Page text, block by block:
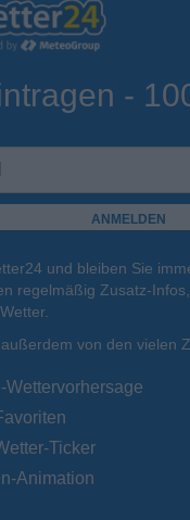
Aktuelle Temperatur
18.08. Mi. 19.08. Do.
30°C
-
und bleiben Sie
regelmäßig Zusatz-
von den vielen
Wettervorhersage
Ticker
Animation